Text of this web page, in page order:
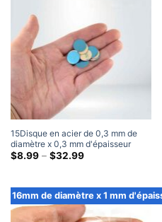
15Disque en acier de 0,3 mm de
diamètre x 0,3 mm d'épaisseur
avec plaques de frappe rondes en
$8.99 – $32.99Gamme
à
travers
$32.99
16mm de diamètre x 1 mm